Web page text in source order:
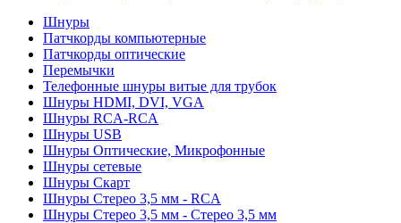
Шнуры
Патчкорды компьютерные
Патчкорды оптические
Перемычки
Телефонные шнуры витые для трубок
Шнуры HDMI, DVI, VGA
Шнуры RCA-RCA
Шнуры USB
Шнуры Оптические, Микрофонные
Шнуры сетевые
Шнуры Скарт
Шнуры Стерео 3,5 мм - RCA
Шнуры Стерео 3,5 мм - Стерео 3,5 мм